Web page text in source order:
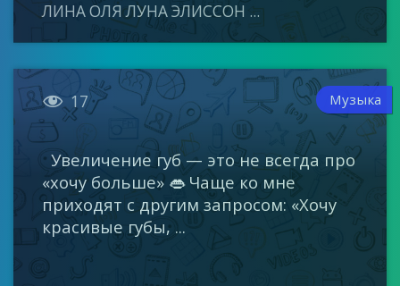
ЛИНА ОЛЯ ЛУНА ЭЛИССОН ...
 17 Музыка
Увеличение губ — это не всегда про
«хочу больше» 👄 Чаще ко мне
приходят с другим запросом: «Хочу
красивые губы, ...